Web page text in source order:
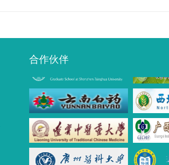
合作伙伴